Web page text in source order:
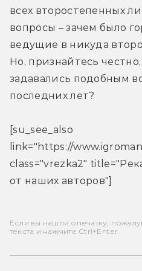
всех второстепенных
вопросы – зачем было
ведущие в никуда
Но, признайтесь
задавались подобным
последних лет?
[su_see_also
link="https://
class="vrezka2"
от наших авторов"]
Если вы нашли опечатку,
текста и нажмите Ctrl+Enter.